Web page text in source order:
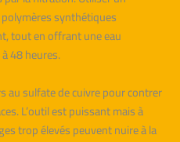
synthétiques
tout en offrant une eau
48 heures.
au sulfate de cuivre pour contrer
L’outil est puissant mais à
trop élevés peuvent nuire à la